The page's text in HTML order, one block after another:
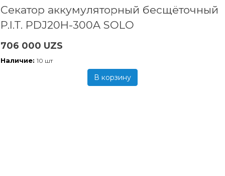
Секатор аккумуляторный бесщёточный
P.I.T. PDJ20H-300A SOLO
706 000 UZS
Наличие: 10 шт
В корзину